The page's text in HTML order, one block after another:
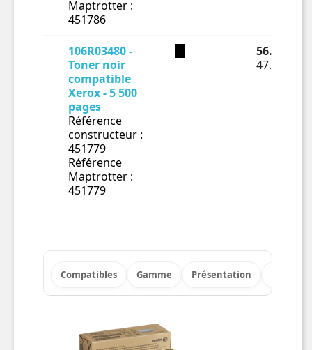
Maptrotter :
451786
106R03480 -
Toner noir
compatible
Xerox - 5 500
pages
Référence
constructeur :
451779
Référence
Maptrotter :
451779
56.62 €
47.18 € HT
Compatibles Gamme Présentation